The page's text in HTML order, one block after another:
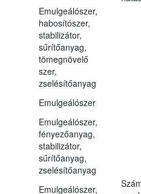
Emulgeálószer,
habosítószer,
stabilizátor,
sűrítőanyag,
tömegnövelő
szer,
zselésítőanyag
Emulgeálószer
Emulgeálószer,
fényezőanyag,
stabilizátor,
sűrítőanyag,
zselésítőanyag
Emulgeálószer,